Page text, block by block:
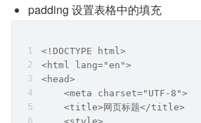
padding 设置表格中的填充
<!DOCTYPE html>
<html lang="en">
<head>
    <meta charset="UTF-8">
    <title>网页标题</title>